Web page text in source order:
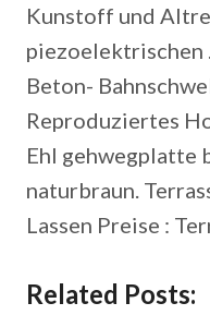
Kunstoff und
piezoelektrischen
Beton-
Reproduziertes
Ehl gehwegplatte
naturbraun.
Lassen Preise :
Related Posts: